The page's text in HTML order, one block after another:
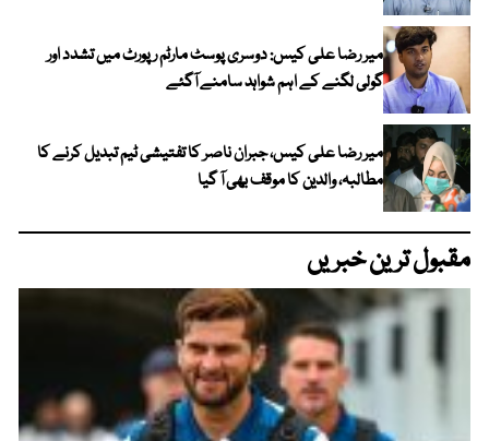
میر رضا علی کیس: دوسری پوسٹ مارٹم رپورٹ میں تشدد اور
گولی لگنے کے اہم شواہد سامنے آگئے
میر رضا علی کیس، جبران ناصر کا تفتیشی ٹیم تبدیل کرنے کا
مطالبہ، والدین کا موقف بھی آ گیا
مقبول ترین خبریں